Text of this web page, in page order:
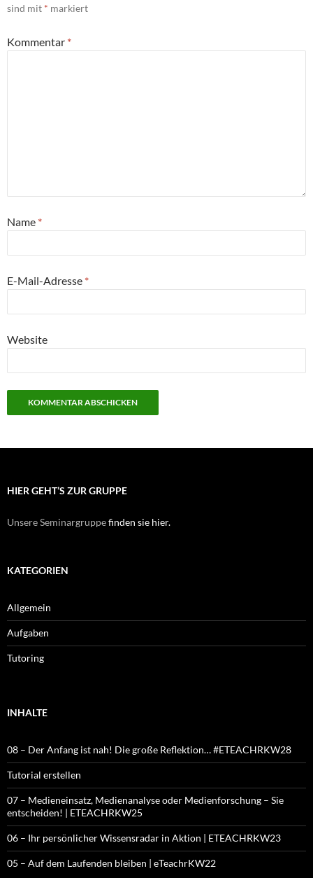
sind mit * markiert
Kommentar *
Name *
E-Mail-Adresse *
Website
HIER GEHT’S ZUR GRUPPE
Unsere Seminargruppefinden sie hier.
KATEGORIEN
Allgemein
Aufgaben
Tutoring
INHALTE
08 – Der Anfang ist nah! Die große Reflektion… #ETEACHRKW28
Tutorial erstellen
07 – Medieneinsatz, Medienanalyse oder Medienforschung – Sie
entscheiden! | ETEACHRKW25
06 – Ihr persönlicher Wissensradar in Aktion | ETEACHRKW23
05 – Auf dem Laufenden bleiben | eTeachrKW22